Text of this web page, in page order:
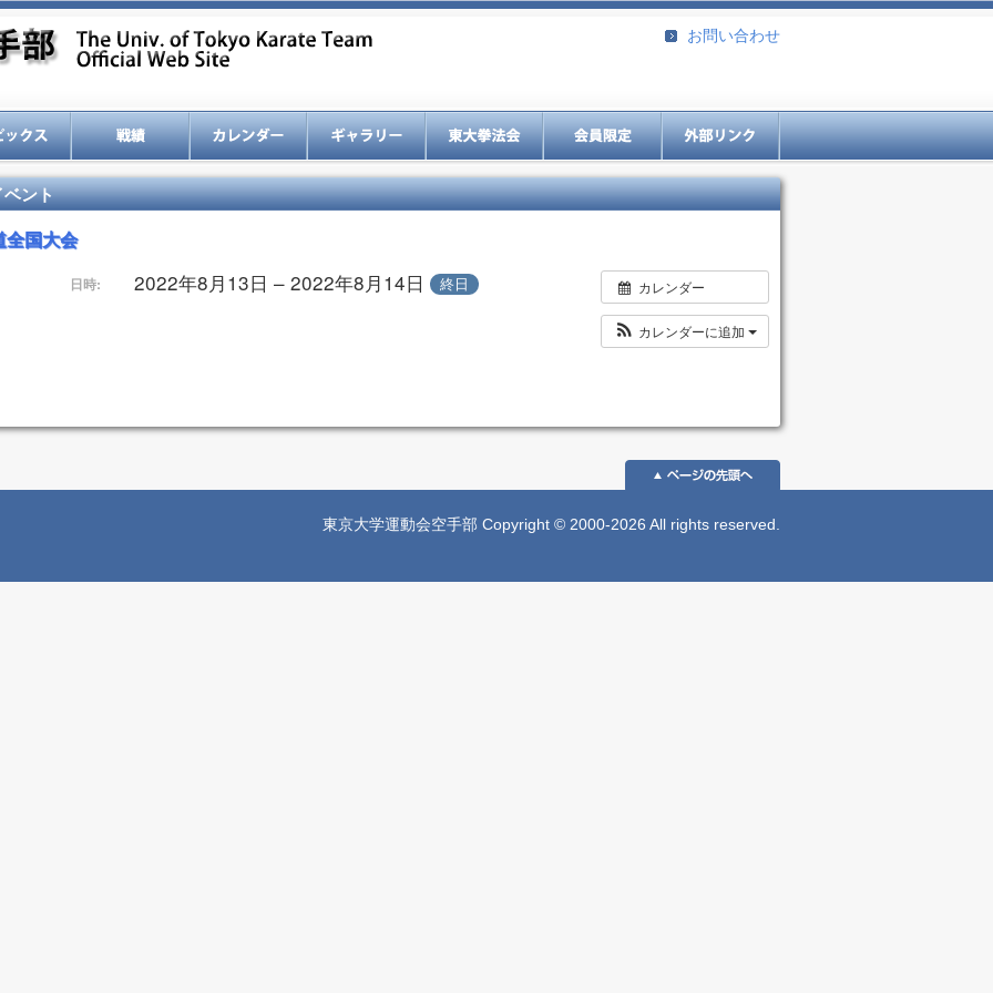
お問い合わせ
ベント
全国大会
カレンダー
カレンダーに追加
日時: 2022年8月13日 – 2022年8月14日 終日
東京大学運動会空手部 Copyright © 2000-2026 All rights reserved.